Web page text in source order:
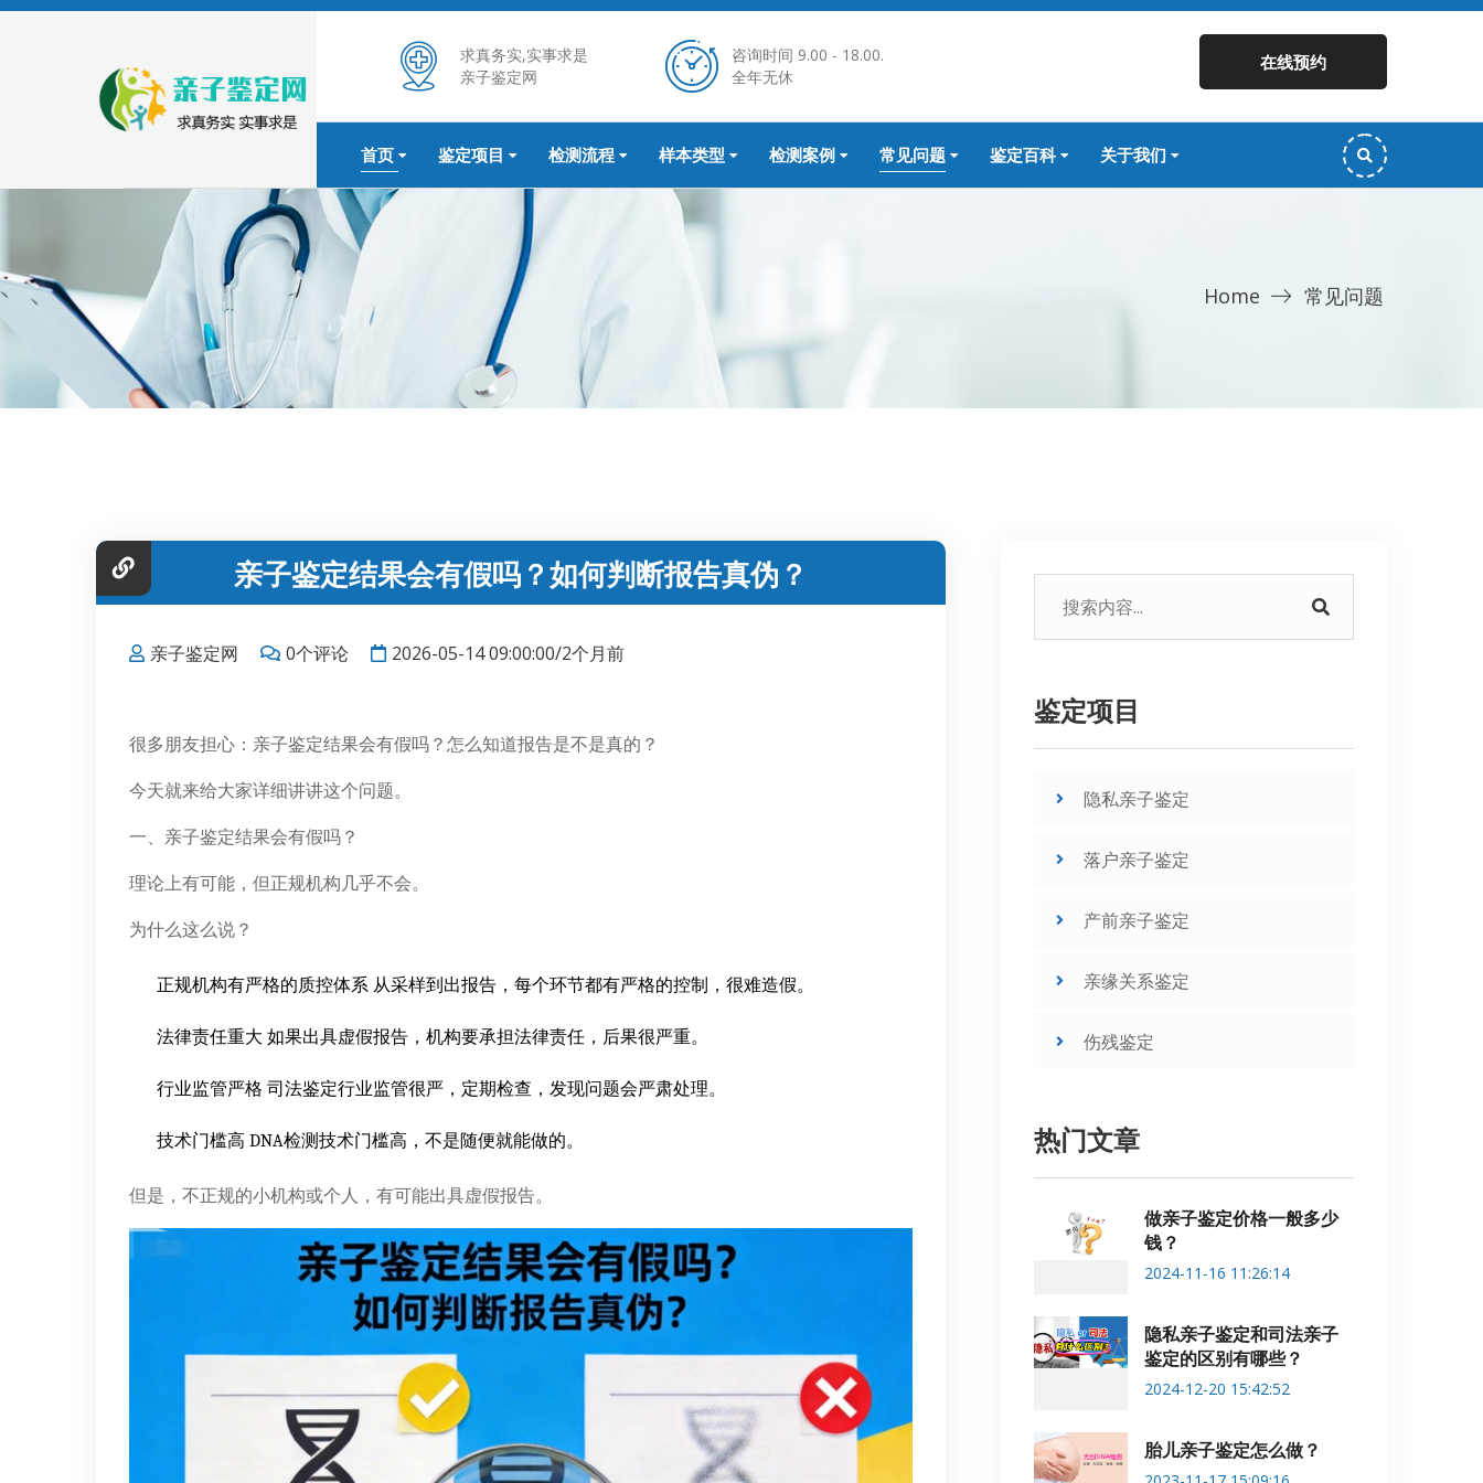
求真务实,实事求是
亲子鉴定网
咨询时间 9.00 - 18.00.
全年无休
在线预约
首页 鉴定项目 检测流程 样本类型 检测案例 常见问题 鉴定百科 关于我们
Home 常见问题
亲子鉴定结果会有假吗？如何判断报告真伪？
亲子鉴定网 0个评论 2026-05-14 09:00:00/2个月前
很多朋友担心：亲子鉴定结果会有假吗？怎么知道报告是不是真的？
今天就来给大家详细讲讲这个问题。
一、亲子鉴定结果会有假吗？
理论上有可能，但正规机构几乎不会。
为什么这么说？
正规机构有严格的质控体系 从采样到出报告，每个环节都有严格的控制，很难造假。
法律责任重大 如果出具虚假报告，机构要承担法律责任，后果很严重。
行业监管严格 司法鉴定行业监管很严，定期检查，发现问题会严肃处理。
技术门槛高 DNA检测技术门槛高，不是随便就能做的。
但是，不正规的小机构或个人，有可能出具虚假报告。
鉴定项目
隐私亲子鉴定
落户亲子鉴定
产前亲子鉴定
亲缘关系鉴定
伤残鉴定
热门文章
做亲子鉴定价格一般多少
钱？
2024-11-16 11:26:14
隐私亲子鉴定和司法亲子
鉴定的区别有哪些？
2024-12-20 15:42:52
胎儿亲子鉴定怎么做？